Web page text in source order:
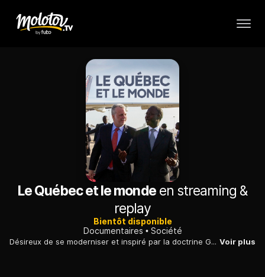
Le Québec et le mondeen streaming &
replay
Bientôt disponible
Documentaires
Société
Désireux de se moderniser et inspiré par la doctrine Gérin-Lajoie, le Québec s'ouvre au monde et crée en 1967 le ministère des Affaires intergouvernementales. Voir plus